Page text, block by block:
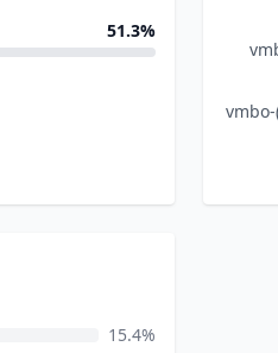
51.3%
15.4%